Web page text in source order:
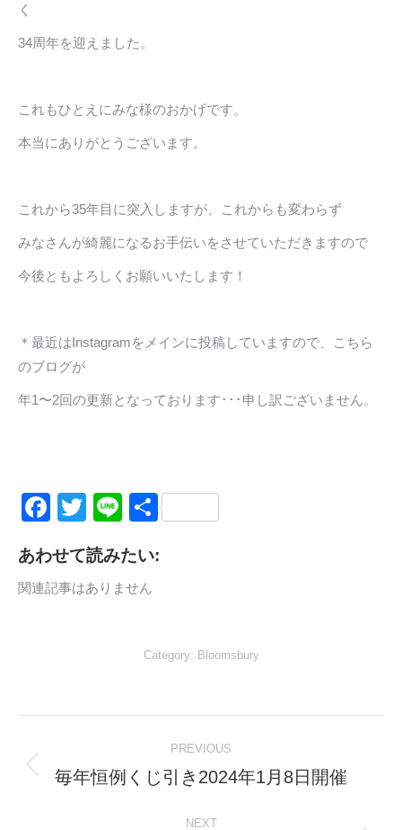
く
34周年を迎えました。
これもひとえにみな様のおかげです。
本当にありがとうございます。
これから35年目に突入しますが、これからも変わらず
みなさんが綺麗になるお手伝いをさせていただきますので
今後ともよろしくお願いいたします！
＊最近はInstagramをメインに投稿していますので、こちら
のブログが
年1〜2回の更新となっております･･･申し訳ございません。
Facebook
Twitter
Line共
あわせて読みたい:
関連記事はありません
Category: Bloomsbury
navigation
PREVIOUS
Previous
毎年恒例くじ引き2024年1月8日開催
NEXT